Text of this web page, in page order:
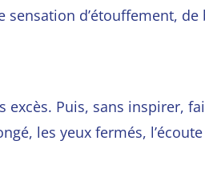
d’étouffement, de
excès. Puis, sans inspirer,
les yeux fermés,